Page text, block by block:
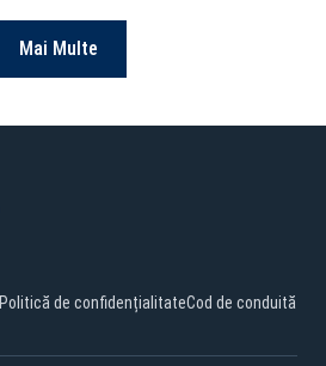
Mai Multe
Politică de confidențialitateCod de conduită